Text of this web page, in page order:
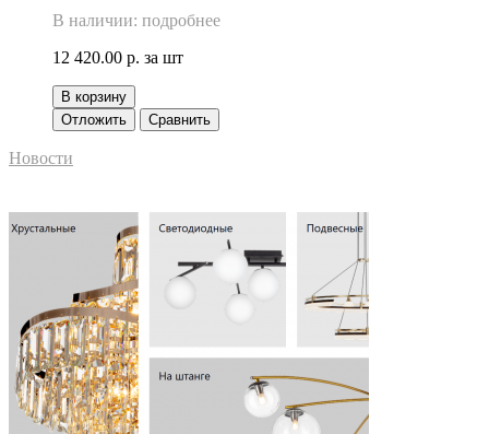
В наличии: подробнее
12 420.00 р. за шт
В корзину
Отложить
Сравнить
Новости